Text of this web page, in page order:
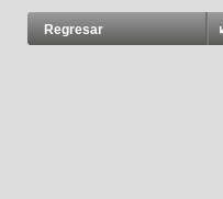
Regresar